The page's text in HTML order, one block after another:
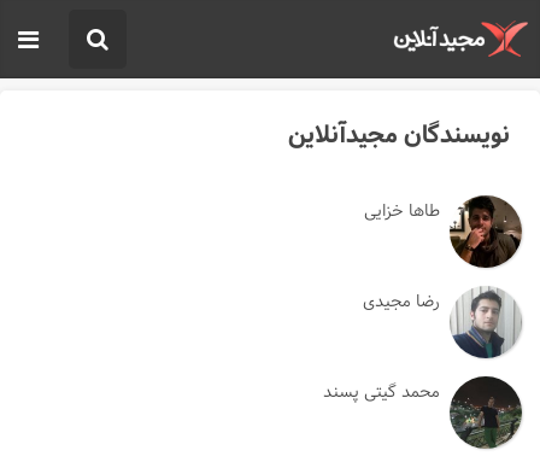
نویسندگان مجیدآنلاین
طاها خزایی
رضا مجیدی
محمد گیتی پسند